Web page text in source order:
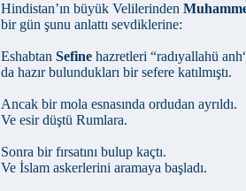
Hindistan’ın büyük Velilerinden
bir gün şunu anlattı sevdiklerine:
Eshabtan Sefine hazretleri “radıyallahü
da hazır bulundukları bir sefere katılmıştı.
Ancak bir mola esnasında ordudan ayrıldı.
Ve esir düştü Rumlara.
Sonra bir fırsatını bulup kaçtı.
Ve İslam askerlerini aramaya başladı.